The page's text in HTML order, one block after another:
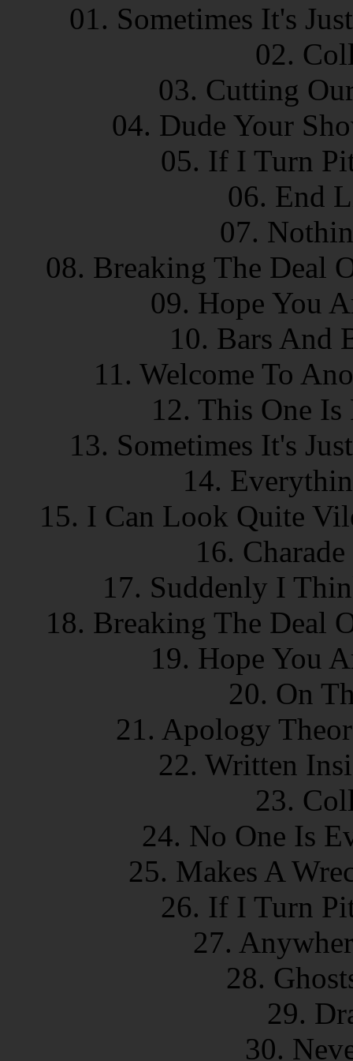
01. Sometimes It's
02.
03. Cutting
04. Dude Your
05. If I Turn
06. End
07.
08. Breaking The Deal
09. Hope You
10. Bars And
11. Welcome To
12. This One
13. Sometimes It's
14.
15. I Can Look Quite
16.
17. Suddenly I
18. Breaking The Deal
19. Hope You
20. On
21. Apology
22. Written
23.
24. No One Is
25. Makes A
26. If I Turn
27.
28.
29.
30.